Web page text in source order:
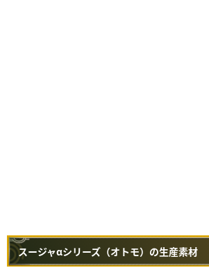
スージャαシリーズ（オトモ）の生産素材